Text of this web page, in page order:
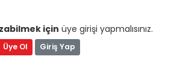
için üye girişi yapmalısınız.
Üye Ol Giriş Yap